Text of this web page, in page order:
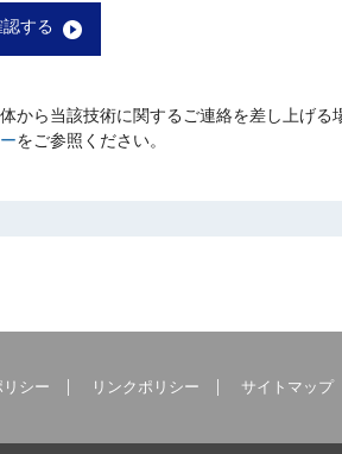
認する
ら当該技術に関するご連絡を差し上げる
をご参照ください。
シー リンクポリシー サイトマップ